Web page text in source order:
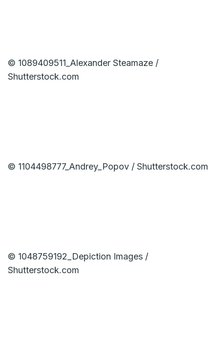
© 1089409511_Alexander Steamaze /
Shutterstock.com
© 1104498777_Andrey_Popov / Shutterstock.com
© 1048759192_Depiction Images /
Shutterstock.com